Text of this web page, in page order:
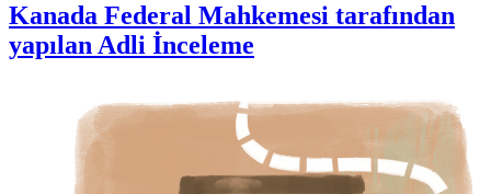
Kanada Federal Mahkemesi tarafından
yapılan Adli İnceleme